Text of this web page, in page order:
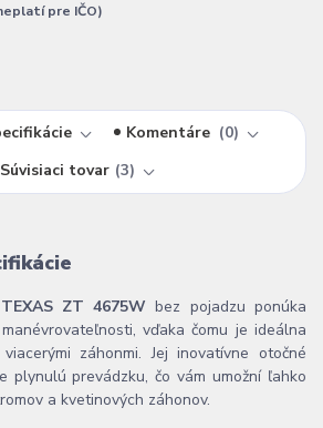
pre IČO)
Komentáre
0
Súvisiaci tovar 3
ZT 4675W bez pojadzu ponúka
vďaka čomu je ideálna
záhonmi. Jej inovatívne otočné
plynulú prevádzku, čo vám umožní ľahko
a kvetinových záhonov.